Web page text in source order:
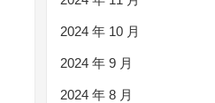
2024 年 10 月
2024 年 9 月
2024 年 8 月